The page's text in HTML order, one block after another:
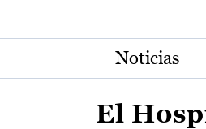
Noticias
El